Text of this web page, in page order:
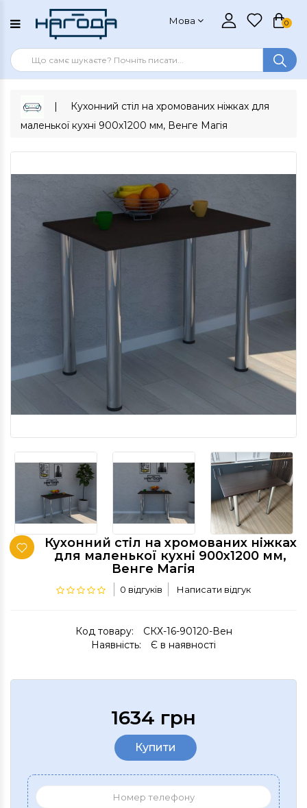
Мова 0
Кухонний стіл на хромованих ніжках для
маленької кухні 900х1200 мм, Венге Магія
Кухонний стіл на хромованих ніжках
для маленької кухні 900х1200 мм,
Венге Магія
0 відгуків Написати відгук
Код товару:
СКХ-16-90120-Вен
Наявність:
Є в наявності
1634 грн
Купити